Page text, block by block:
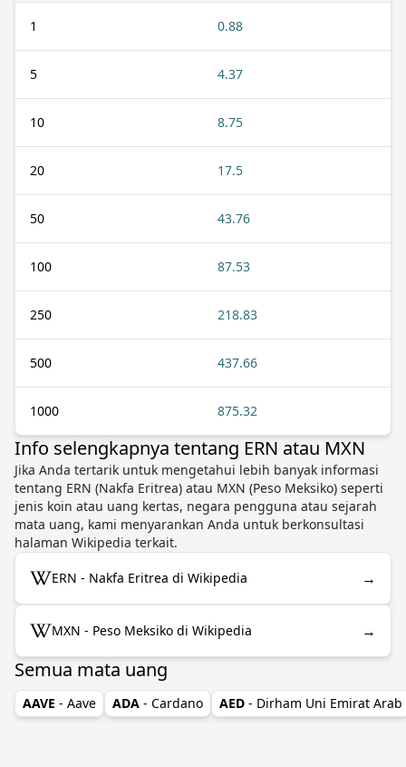
1 0.88
5 4.37
10 8.75
20 17.5
50 43.76
100 87.53
250 218.83
500 437.66
1000 875.32
Info selengkapnya tentang ERN atau MXN
Jika Anda tertarik untuk mengetahui lebih banyak informasi
tentang ERN (Nakfa Eritrea) atau MXN (Peso Meksiko) seperti
jenis koin atau uang kertas, negara pengguna atau sejarah
mata uang, kami menyarankan Anda untuk berkonsultasi
halaman Wikipedia terkait.
ERN - Nakfa Eritrea di Wikipedia →
MXN - Peso Meksiko di Wikipedia →
Semua mata uang
AAVE - Aave ADA - Cardano AED - Dirham Uni Emirat Arab